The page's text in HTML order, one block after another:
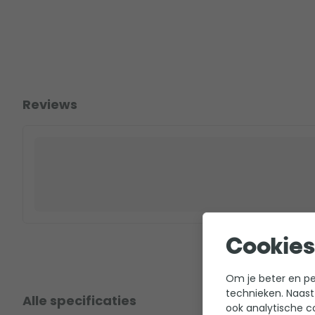
Reviews
Alle specificaties
Cookies
Om je beter en
technieken.
ook analytische